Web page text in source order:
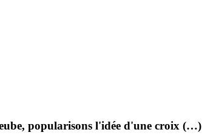
popularisons l'idée d'une croix (…)